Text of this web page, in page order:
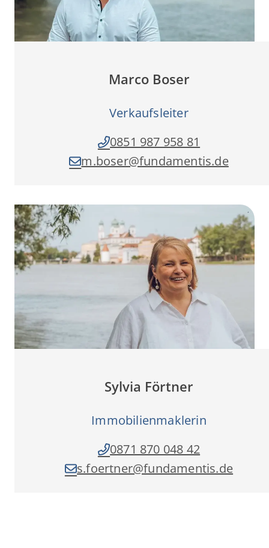
Marco Boser
Verkaufsleiter
0851 987 958 81
m.boser­@fundamentis.de
Sylvia Förtner
Immobilienmaklerin
0871 870 048 42
s.foertner­@fundamentis.de